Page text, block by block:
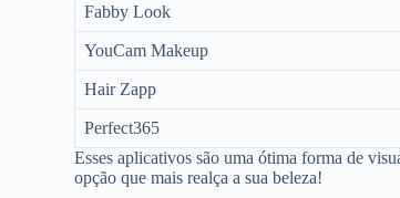
Fabby Look
YouCam Makeup
Hair Zapp
Perfect365
Esses aplicativos são uma ótima forma de
opção que mais realça a sua beleza!